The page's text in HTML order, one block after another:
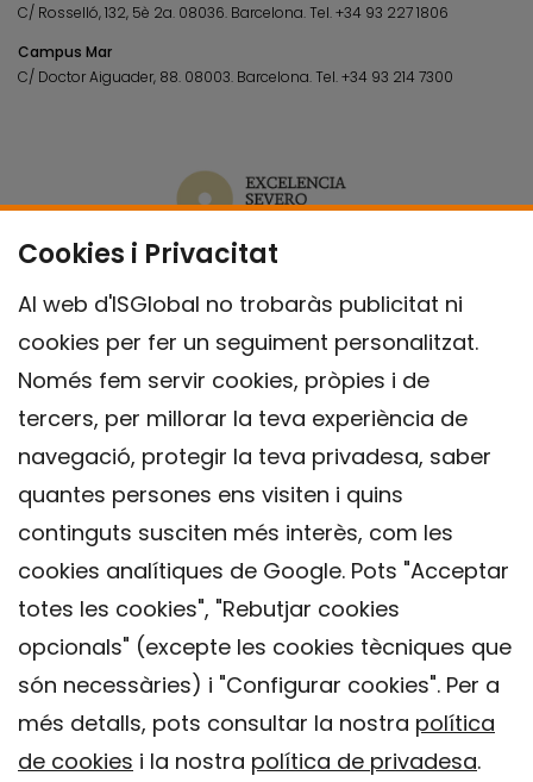
Cookies i Privacitat
Al web d'ISGlobal no trobaràs publicitat ni
cookies per fer un seguiment personalitzat.
Només fem servir cookies, pròpies i de
tercers, per millorar la teva experiència de
navegació, protegir la teva privadesa, saber
quantes persones ens visiten i quins
continguts susciten més interès, com les
cookies analítiques de Google. Pots "Acceptar
totes les cookies", "Rebutjar cookies
opcionals" (excepte les cookies tècniques que
són necessàries) i "Configurar cookies". Per a
més detalls, pots consultar la nostra política
de cookies i la nostra política de privadesa.
C/ Rosselló, 132, 5è 2a. 08036. Barcelona.Tel.+34 93 227 1806
Campus Mar
C/ Doctor Aiguader, 88. 08003. Barcelona.Tel.+34 93 214 7300
Contacte
Política de privacitat
Política de Cookies